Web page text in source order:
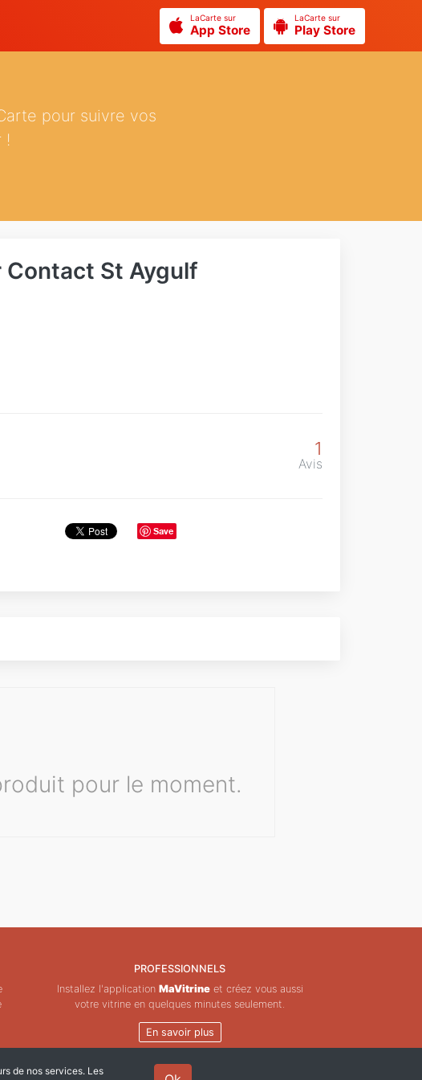
LaCarte sur
App Store
LaCarte sur
Play Store
pour suivre vos
!
Contact St Aygulf
1
Avis
Save
pour le moment.
PROFESSIONNELS
Installez l'application MaVitrineet créez vous aussi
votre vitrine en quelques minutes seulement.
En savoir plus
de nos services. Les